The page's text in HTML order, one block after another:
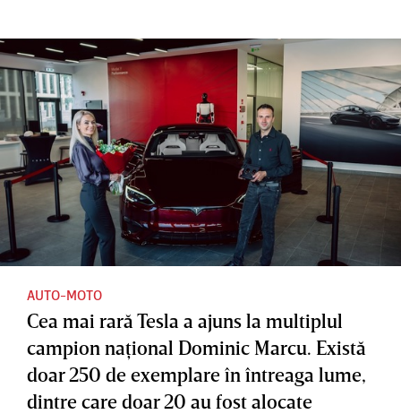
AUTO-MOTO
Cea mai rară Tesla a ajuns la multiplul
campion naţional Dominic Marcu. Există
doar 250 de exemplare în întreaga lume,
dintre care doar 20 au fost alocate